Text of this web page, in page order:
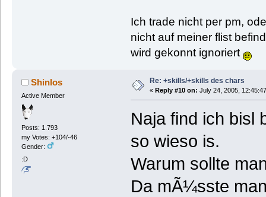
Ich trade nicht per pm,
nicht auf meiner flist
wird gekonnt ignoriert
Shinlos
Active Member
Posts: 1.793
my Votes: +104/-46
Gender:
:D
Re: +skills/+skills des chars
« Reply #10 on: July 24, 2005,
Naja find ich bisl
so wieso is.
Warum sollte
Da mÃ¼sste